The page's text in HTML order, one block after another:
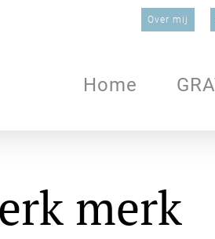
Over mij
Home
merk